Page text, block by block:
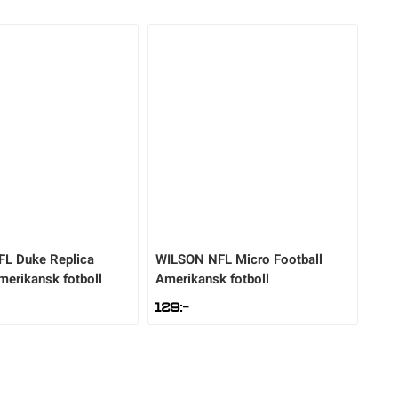
Duke Replica
fotboll
WILSON NFL Micro Football
Amerikansk fotboll
129:-